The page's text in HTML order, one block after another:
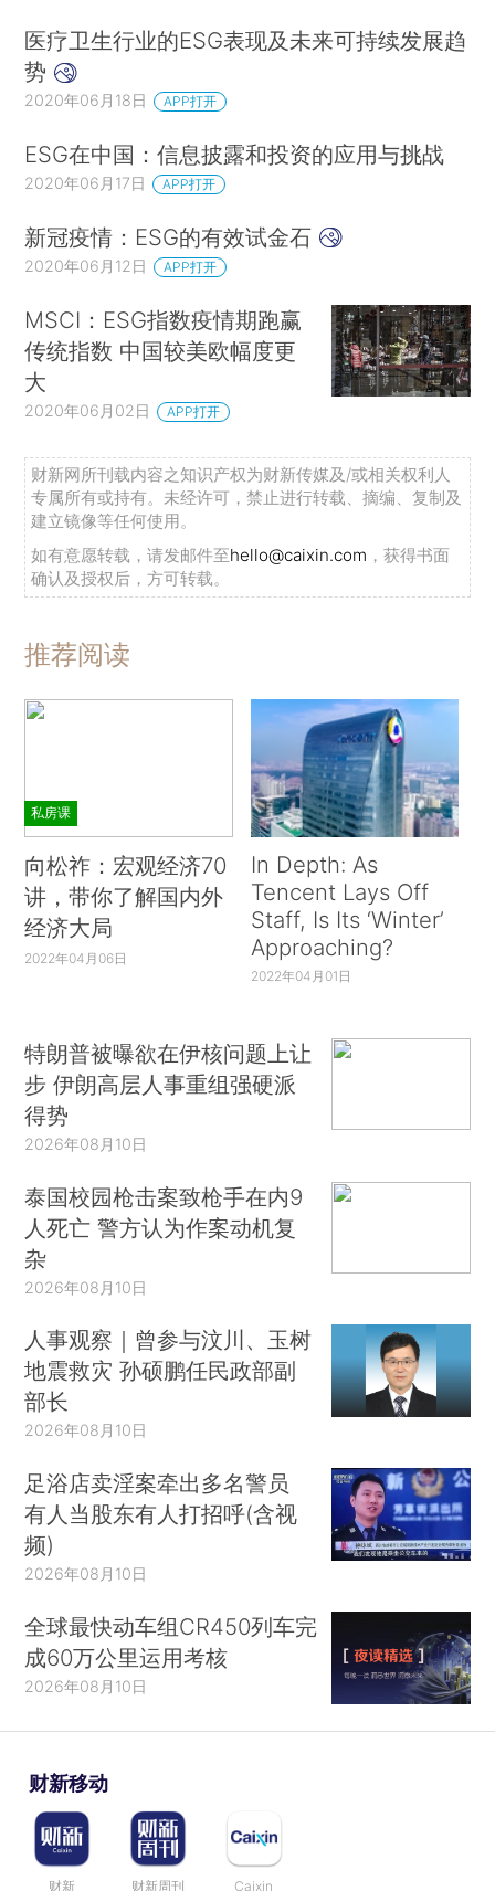
医疗卫生行业的ESG表现及未来可持续发展趋
势
2020年06月18日 APP打开
ESG在中国：信息披露和投资的应用与挑战
2020年06月17日 APP打开
新冠疫情：ESG的有效试金石
2020年06月12日 APP打开
MSCI：ESG指数疫情期跑赢
传统指数 中国较美欧幅度更
大
2020年06月02日 APP打开
财新网所刊载内容之知识产权为财新传媒及/或相关权利人
专属所有或持有。未经许可，禁止进行转载、摘编、复制及
建立镜像等任何使用。
如有意愿转载，请发邮件至hello@caixin.com ，获得书面
确认及授权后，方可转载。
推荐阅读
私房课
向松祚：宏观经济70
讲，带你了解国内外
经济大局
2022年04月06日
In Depth: As
Tencent Lays Off
Staff, Is Its ‘Winter’
Approaching?
2022年04月01日
特朗普被曝欲在伊核问题上让
步 伊朗高层人事重组强硬派
得势
2026年08月10日
泰国校园枪击案致枪手在内9
人死亡 警方认为作案动机复
杂
2026年08月10日
人事观察｜曾参与汶川、玉树
地震救灾 孙硕鹏任民政部副
部长
2026年08月10日
足浴店卖淫案牵出多名警员
有人当股东有人打招呼(含视
频)
2026年08月10日
全球最快动车组CR450列车完
成60万公里运用考核
2026年08月10日
财新移动
财新 财新周刊 Caixin